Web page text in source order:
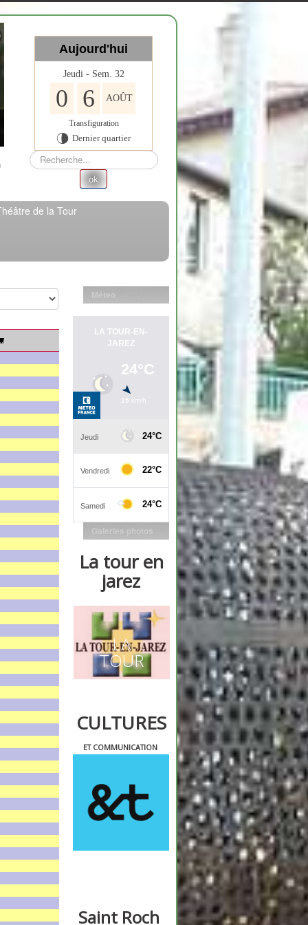
Aujourd'hui
Jeudi - Sem. 32
0 6 AOÛT
Transfiguration
U Dernier quartier
Rechercher
ok
de la Tour
Méteo
Galeries photos
La tour en
jarez
LA
TOUR
CULTURES
ET COMMUNICATION
Saint Roch